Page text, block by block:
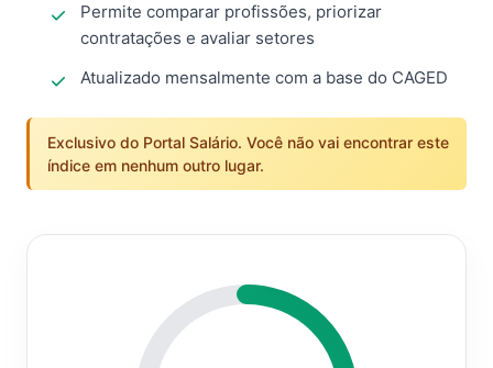
Permite comparar profissões, priorizar
contratações e avaliar setores
Atualizado mensalmente com a base do CAGED
Exclusivo do Portal Salário. Você não vai encontrar este
índice em nenhum outro lugar.